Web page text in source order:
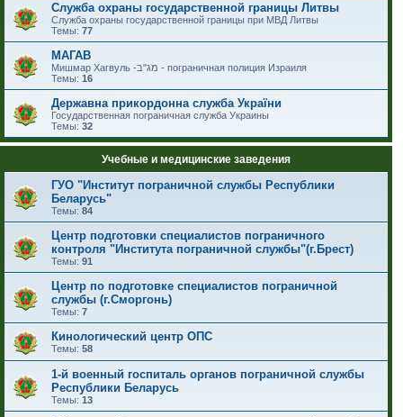
Служба охраны государственной границы Литвы
Служба охраны государственной границы при МВД Литвы
Темы: 77
МАГАВ
Мишмар Хагвуль -מג"ב - пограничная полиция Израиля
Темы: 16
Державна прикордонна служба України
Государственная пограничная служба Украины
Темы: 32
Учебные и медицинские заведения
ГУО "Институт пограничной службы Республики
Беларусь"
Темы: 84
Центр подготовки специалистов пограничного
контроля "Института пограничной службы"(г.Брест)
Темы: 91
Центр по подготовке специалистов пограничной
службы (г.Сморгонь)
Темы: 7
Кинологический центр ОПС
Темы: 58
1-й военный госпиталь органов пограничной службы
Республики Беларусь
Темы: 13